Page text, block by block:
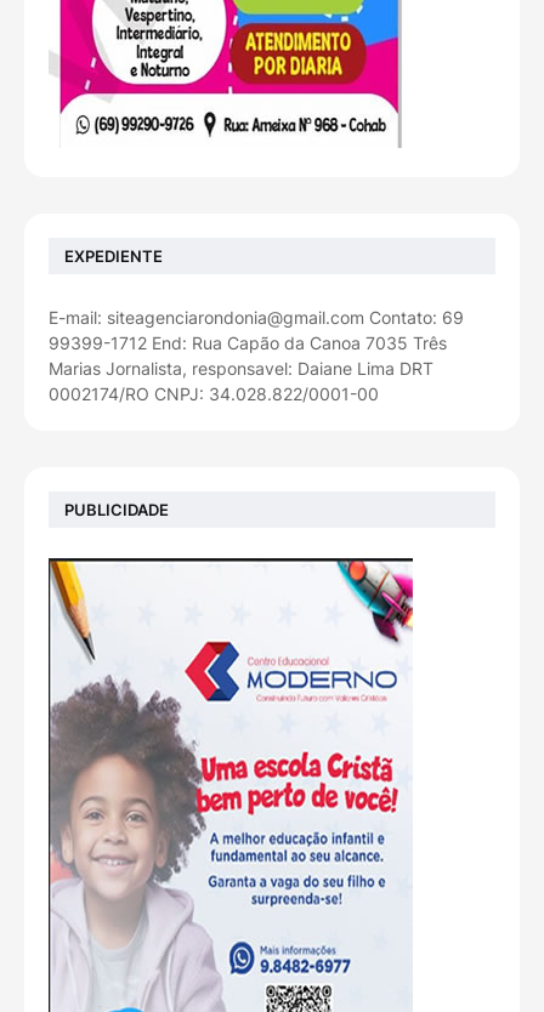
EXPEDIENTE
E-mail: siteagenciarondonia@gmail.com Contato: 69
99399-1712 End: Rua Capão da Canoa 7035 Três
Marias Jornalista, responsavel: Daiane Lima DRT
0002174/RO CNPJ: 34.028.822/0001-00
PUBLICIDADE